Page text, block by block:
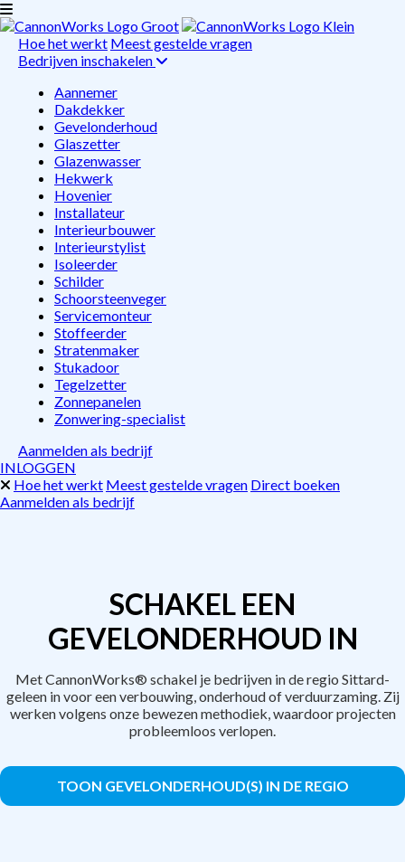
Hoe het werkt Meest gestelde vragen
Bedrijven inschakelen
Aannemer
Dakdekker
Gevelonderhoud
Glaszetter
Glazenwasser
Hekwerk
Hovenier
Installateur
Interieurbouwer
Interieurstylist
Isoleerder
Schilder
Schoorsteenveger
Servicemonteur
Stoffeerder
Stratenmaker
Stukadoor
Tegelzetter
Zonnepanelen
Zonwering-specialist
Aanmelden als bedrijf
INLOGGEN
Hoe het werkt Meest gestelde vragen Direct boeken
Aanmelden als bedrijf
SCHAKEL EEN
GEVELONDERHOUD IN
Met CannonWorks® schakel je bedrijven in de regio Sittard-
geleen in voor een verbouwing, onderhoud of verduurzaming. Zij
werken volgens onze bewezen methodiek, waardoor projecten
probleemloos verlopen.
TOON GEVELONDERHOUD(S) IN DE REGIO